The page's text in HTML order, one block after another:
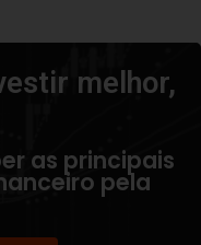
melhor,
as principais
pela